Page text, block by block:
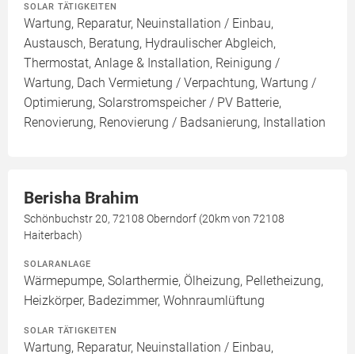
SOLAR TÄTIGKEITEN
Wartung, Reparatur, Neuinstallation / Einbau,
Austausch, Beratung, Hydraulischer Abgleich,
Thermostat, Anlage & Installation, Reinigung /
Wartung, Dach Vermietung / Verpachtung, Wartung /
Optimierung, Solarstromspeicher / PV Batterie,
Renovierung, Renovierung / Badsanierung, Installation
Berisha Brahim
Schönbuchstr 20, 72108 Oberndorf (20km von 72108
Haiterbach)
SOLARANLAGE
Wärmepumpe, Solarthermie, Ölheizung, Pelletheizung,
Heizkörper, Badezimmer, Wohnraumlüftung
SOLAR TÄTIGKEITEN
Wartung, Reparatur, Neuinstallation / Einbau,